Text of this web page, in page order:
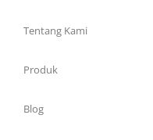
Tentang Kami
Produk
Blog